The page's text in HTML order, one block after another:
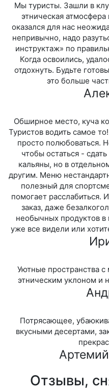
Мы туристы. Зашли в
этническая
оказался для нас
непривычно, надо
инструктаж» по
Когда освоились,
отдохнуть. Будьте
это больше
Обширное место, куча
Туристов водить самое
просто полюбоваться.
чтобы остаться -
кальяны, но в
другим. Меню
полезный для
помогает расслабиться.
заказ, даже
необычных продуктов
уже все видели или
Уютные пространства
этническим уклоном
Потрясающее,
вкусными десертами,
Отзывы,